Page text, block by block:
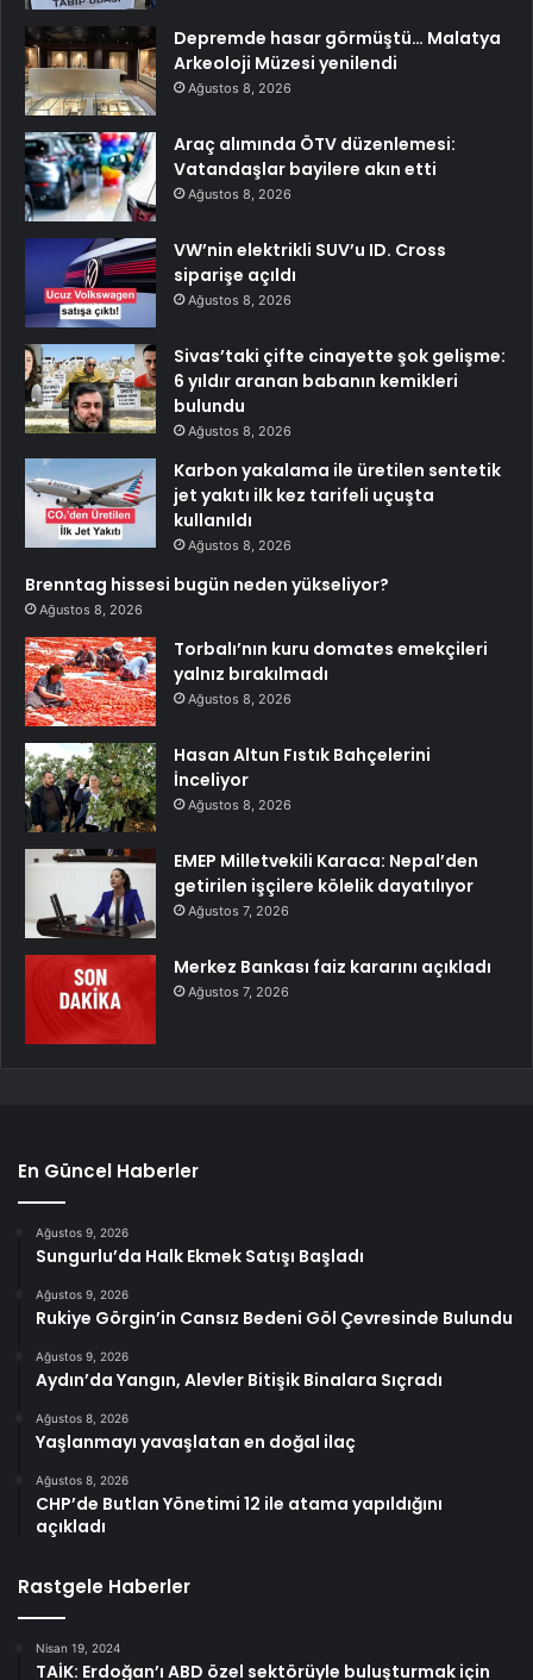
Depremde hasar görmüştü… Malatya
Arkeoloji Müzesi yenilendi
Ağustos 8, 2026
Araç alımında ÖTV düzenlemesi:
Vatandaşlar bayilere akın etti
Ağustos 8, 2026
VW’nin elektrikli SUV’u ID. Cross
siparişe açıldı
Ağustos 8, 2026
Sivas’taki çifte cinayette şok gelişme:
6 yıldır aranan babanın kemikleri
bulundu
Ağustos 8, 2026
Karbon yakalama ile üretilen sentetik
jet yakıtı ilk kez tarifeli uçuşta
kullanıldı
Ağustos 8, 2026
Brenntag hissesi bugün neden yükseliyor?
Ağustos 8, 2026
Torbalı’nın kuru domates emekçileri
yalnız bırakılmadı
Ağustos 8, 2026
Hasan Altun Fıstık Bahçelerini
İnceliyor
Ağustos 8, 2026
EMEP Milletvekili Karaca: Nepal’den
getirilen işçilere kölelik dayatılıyor
Ağustos 7, 2026
Merkez Bankası faiz kararını açıkladı
Ağustos 7, 2026
En Güncel Haberler
Ağustos 9, 2026
Sungurlu’da Halk Ekmek Satışı Başladı
Ağustos 9, 2026
Rukiye Görgin’in Cansız Bedeni Göl Çevresinde Bulundu
Ağustos 9, 2026
Aydın’da Yangın, Alevler Bitişik Binalara Sıçradı
Ağustos 8, 2026
Yaşlanmayı yavaşlatan en doğal ilaç
Ağustos 8, 2026
CHP’de Butlan Yönetimi 12 ile atama yapıldığını
açıkladı
Rastgele Haberler
Nisan 19, 2024
TAİK: Erdoğan’ı ABD özel sektörüyle buluşturmak için